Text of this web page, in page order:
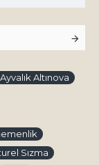
Ayvalık Altınova
Sızma